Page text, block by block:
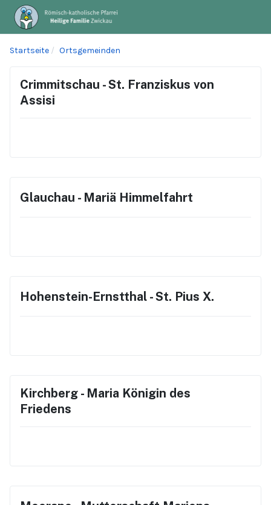
Startseite Ortsgemeinden
Crimmitschau - St. Franziskus von
Assisi
Glauchau - Mariä Himmelfahrt
Hohenstein-Ernstthal - St. Pius X.
Kirchberg - Maria Königin des
Friedens